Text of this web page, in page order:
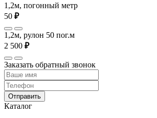
1,2м, погонный метр
50 ₽
1,2м, рулон 50 пог.м
2 500 ₽
Заказать обратный звонок
Отправить
Каталог